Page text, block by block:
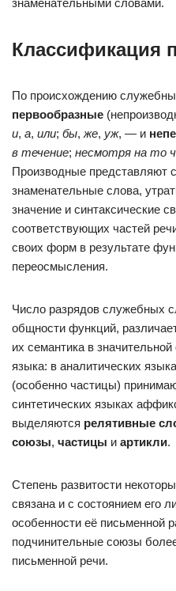
знаменательными словами.
Классификация
По происхождению
первообразные
и, а, или; бы, же, уж, — и
в течение; несмотря на то
Производные представляют
знаменательные слова,
значение и синтаксические
соответствующих частей
своих форм в результате
переосмысления.
Число разрядов служебных
общности функций,
их семантика в значительной
языка: в аналитических
(особенно частицы)
синтетических языках
выделяются релятивные
союзы, частицы и артикли.
Степень развитости
связана и с состоянием его
особенности её письменной
подчинительные союзы
письменной речи.